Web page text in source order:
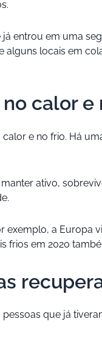
entrou em uma
locais em
calor e
e no frio. Há
ativo,
a Europa
frios em 2020
que já